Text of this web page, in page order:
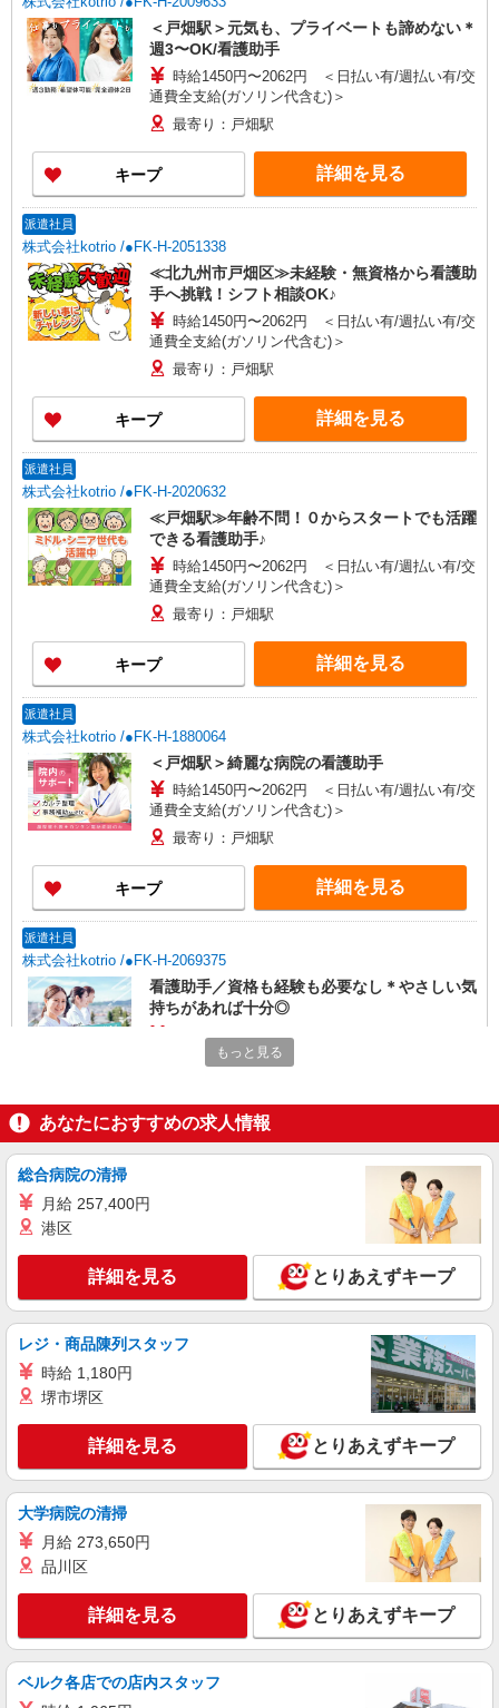
＜戸畑駅＞元気も、プライベートも諦めない＊
週3〜OK/看護助手
時給1450円〜2062円 ＜日払い有/週払い有/交
通費全支給(ガソリン代含む)＞
最寄り：戸畑駅
キープ 詳細を見る
派遣社員
株式会社kotrio /●FK-H-2051338
≪北九州市戸畑区≫未経験・無資格から看護助
手へ挑戦！シフト相談OK♪
時給1450円〜2062円 ＜日払い有/週払い有/交
通費全支給(ガソリン代含む)＞
最寄り：戸畑駅
キープ 詳細を見る
派遣社員
株式会社kotrio /●FK-H-2020632
≪戸畑駅≫年齢不問！０からスタートでも活躍
できる看護助手♪
時給1450円〜2062円 ＜日払い有/週払い有/交
通費全支給(ガソリン代含む)＞
最寄り：戸畑駅
キープ 詳細を見る
派遣社員
株式会社kotrio /●FK-H-1880064
＜戸畑駅＞綺麗な病院の看護助手
時給1450円〜2062円 ＜日払い有/週払い有/交
通費全支給(ガソリン代含む)＞
最寄り：戸畑駅
キープ 詳細を見る
派遣社員
株式会社kotrio /●FK-H-2069375
看護助手／資格も経験も必要なし＊やさしい気
持ちがあれば十分◎
時給1450円〜2062円 ＜日払い有/週払い有/交
通費全支給(ガソリン代含む)＞
キープ
派遣社員
株式会社kotrio /●FK-H-2021591
≪戸畑駅／看護助手≫子育て世代活躍中！働き
やすい環境♪
時給1450円〜2062円 ＜日払い有/週払い有/交
通費全支給(ガソリン代含む)＞
最寄り：戸畑駅
キープ 詳細を見る
派遣社員
株式会社kotrio /●FK-H-2100428
≪北九州市戸畑区≫時給2000円〜♪サ高住の看
護職員▼医療行為少なめ
時給2000円〜2500円＜日払い有/経験者優遇/交
通費全支給(ガソリン代含む)＞
キープ 詳細を見る
派遣社員
株式会社kotrio /●FK-H-2086621
もっと見る
あなたにおすすめの求人情報
総合病院の清掃
月給 257,400円
港区
詳細を見る とりあえずキープ
レジ・商品陳列スタッフ
時給 1,180円
堺市堺区
詳細を見る とりあえずキープ
大学病院の清掃
月給 273,650円
品川区
詳細を見る とりあえずキープ
ベルク各店での店内スタッフ